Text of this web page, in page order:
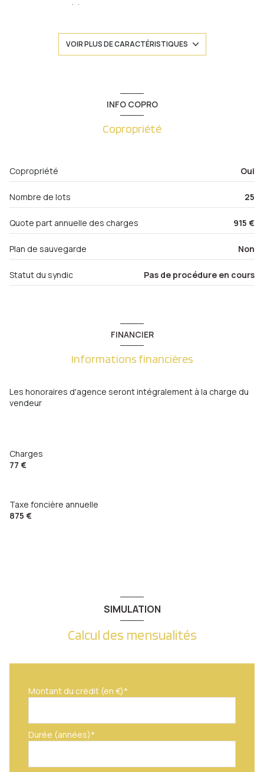
2 chambre(s)
Chauffage individuel : radiateur (gaz)
4 étage(s)
cave
interphone
VOIR PLUS DE CARACTÉRISTIQUES
INFO COPRO
Copropriété
Copropriété Oui
Nombre de lots 25
Quote part annuelle des charges 915 €
Plan de sauvegarde Non
Statut du syndic Pas de procédure en cours
FINANCIER
Informations financières
Les honoraires d'agence seront intégralement à la charge du
vendeur
Charges
77 €
Taxe foncière annuelle
875 €
SIMULATION
Calcul des mensualités
Montant du crédit (en €)*
Durée (années)*